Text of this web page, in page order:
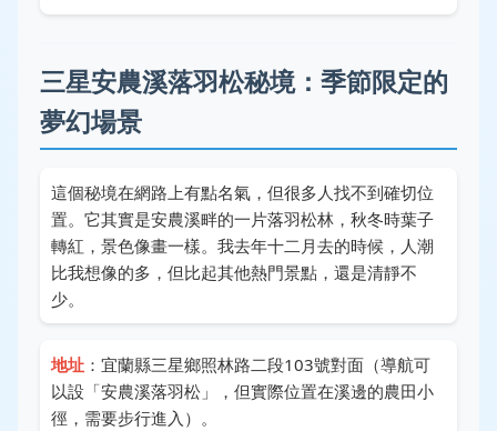
三星安農溪落羽松秘境：季節限定的
夢幻場景
這個秘境在網路上有點名氣，但很多人找不到確切位
置。它其實是安農溪畔的一片落羽松林，秋冬時葉子
轉紅，景色像畫一樣。我去年十二月去的時候，人潮
比我想像的多，但比起其他熱門景點，還是清靜不
少。
地址 ：宜蘭縣三星鄉照林路二段103號對面（導航可
以設「安農溪落羽松」，但實際位置在溪邊的農田小
徑，需要步行進入）。